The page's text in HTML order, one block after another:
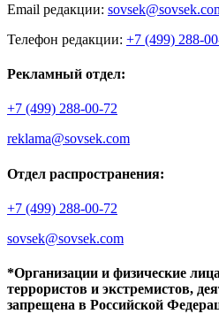
Email редакции:
Телефон редакции: +7 (499) 288-
Рекламный отдел:
+7 (499) 288-00-72
reklama@sovsek.com
Отдел распространения:
+7 (499) 288-00-72
sovsek@sovsek.com
*Организации и физические
террористов и экстремистов,
запрещена в Российской